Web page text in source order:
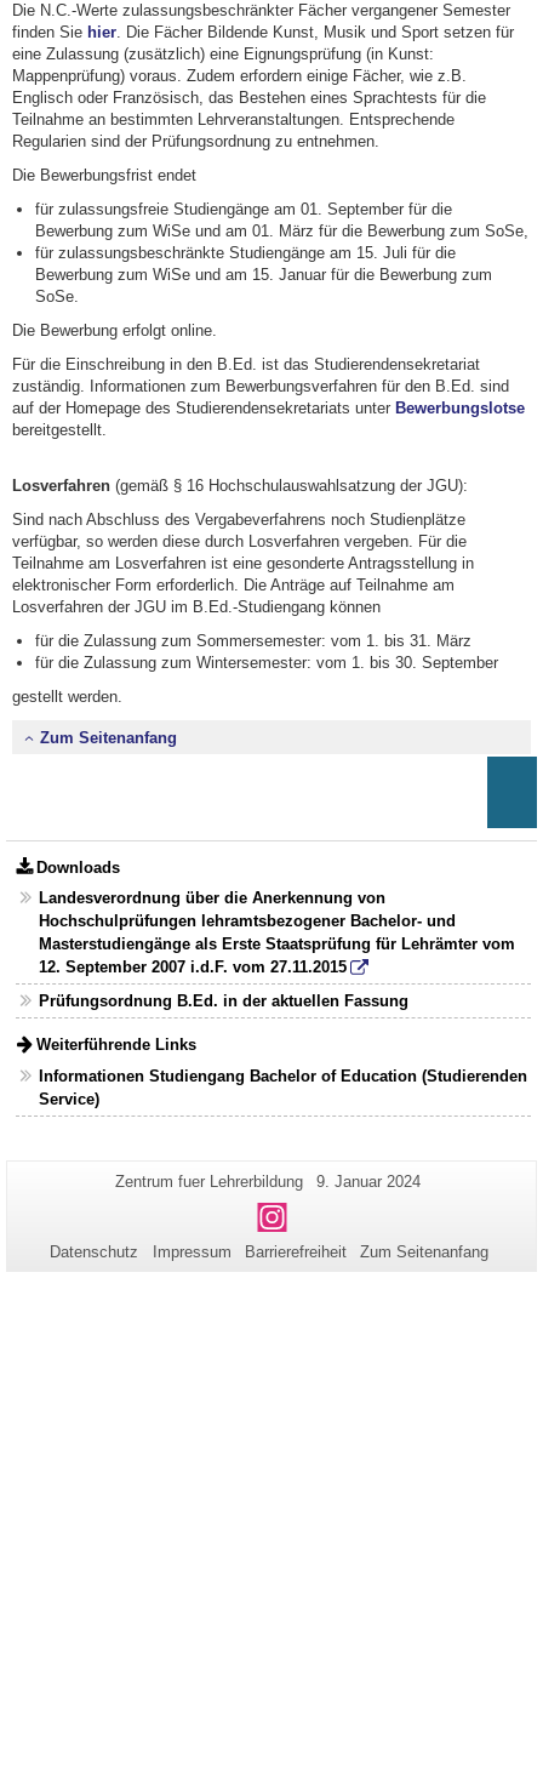
Die N.C.-Werte zulassungsbeschränkter Fächer vergangener Semester
finden Sie hier. Die Fächer Bildende Kunst, Musik und Sport setzen für
eine Zulassung (zusätzlich) eine Eignungsprüfung (in Kunst:
Mappenprüfung) voraus. Zudem erfordern einige Fächer, wie z.B.
Englisch oder Französisch, das Bestehen eines Sprachtests für die
Teilnahme an bestimmten Lehrveranstaltungen. Entsprechende
Regularien sind der Prüfungsordnung zu entnehmen.
Die Bewerbungsfrist endet
für zulassungsfreie Studiengänge am 01. September für die
Bewerbung zum WiSe und am 01. März für die Bewerbung zum SoSe,
für zulassungs­beschränk­te Studien­gänge am 15. Juli für die
Bewerbung zum WiSe und am 15. Januar für die Bewerbung zum
SoSe.
Die Bewerbung erfolgt online.
Für die Einschreibung in den B.Ed. ist das Studierendensekretariat
zuständig. Informationen zum Bewerbungsverfahren für den B.Ed. sind
auf der Homepage des Studierendensekretariats unter Bewerbungslotse
bereitgestellt.
Losverfahren (gemäß § 16 Hochschulauswahlsatzung der JGU):
Sind nach Abschluss des Vergabeverfahrens noch Studienplätze
verfügbar, so werden diese durch Losverfahren vergeben. Für die
Teilnahme am Losverfahren ist eine gesonderte Antragsstellung in
elektronischer Form erforderlich. Die Anträge auf Teilnahme am
Losverfahren der JGU im B.Ed.-Studiengang können
für die Zulassung zum Sommersemester: vom 1. bis 31. März
für die Zulassung zum Wintersemester: vom 1. bis 30. September
gestellt werden.
Zum Seitenanfang
Downloads
Landesverordnung über die Anerkennung von
Hochschulprüfungen lehramtsbezogener Bachelor- und
Masterstudiengänge als Erste Staatsprüfung für Lehrämter vom
12. September 2007 i.d.F. vom 27.11.2015
Prüfungsordnung B.Ed. in der aktuellen Fassung
Weiterführende Links
Informationen Studiengang Bachelor of Education (Studierenden
Service)
Zusätzliche
Informationen
zu
dieser
Seiten-
Zentrum fuer Lehrerbildung
Letzte
9. Januar 2024
Instagram
Datenschutz Impressum Barrierefreiheit Zum Seitenanfang